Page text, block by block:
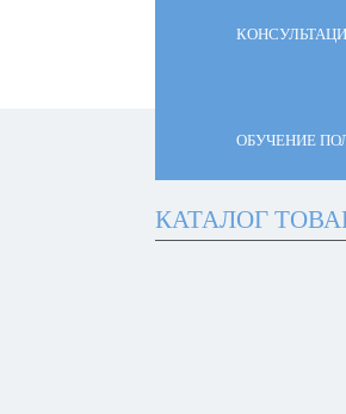
ОБУЧЕНИЕ
КАТАЛОГ